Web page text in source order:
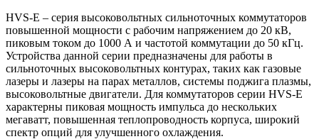
HVS-E – серия высоковольтных сильноточных коммутаторов
повышенной мощности с рабочим напряжением до 20 кВ,
пиковым током до 1000 А и частотой коммутации до 50 кГц.
Устройства данной серии предназначены для работы в
сильноточных высоковольтных контурах, таких как газовые
лазеры и лазеры на парах металлов, системы поджига плазмы,
высоковольтные двигатели. Для коммутаторов серии HVS-E
характерны пиковая мощность импульса до нескольких
мегаватт, повышенная теплопроводность корпуса, широкий
спектр опций для улучшенного охлаждения.